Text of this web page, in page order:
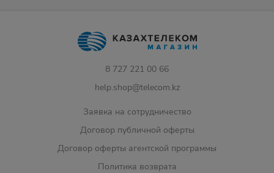
8 727 221 00 66
help.shop@telecom.kz
Заявка на сотрудничество
Договор публичной оферты
Договор оферты агентской программы
Политика возврата